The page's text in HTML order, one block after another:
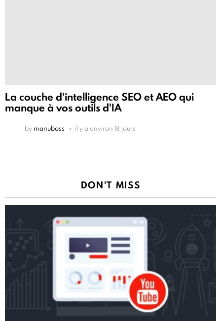
La couche d'intelligence SEO et AEO qui
manque à vos outils d'IA
by manuboss il y a environ 18 jours
DON'T MISS